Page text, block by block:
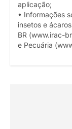
aplicação;
• Informações
insetos e
BR (www.irac-
e Pecuária